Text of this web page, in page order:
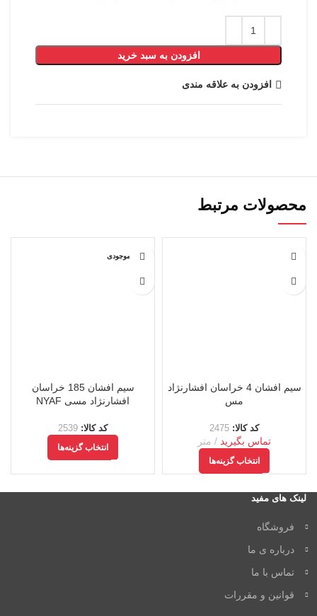
افزودن به سبد خرید
افزودن به علاقه مندی
محصولات مرتبط
سیم افشان 4 خراسان افشارنژاد
مس
کد کالا: 2475
تماس بگیرید متر
انتخاب گزینه‌ها
اتمام موجودی
سیم افشان 185 خراسان
افشارنژاد مسی NYAF
کد کالا: 2539
انتخاب گزینه‌ها
لینک های مفید
فروشگاه
درباره ی ما
تماس با ما
قوانین و مقررات